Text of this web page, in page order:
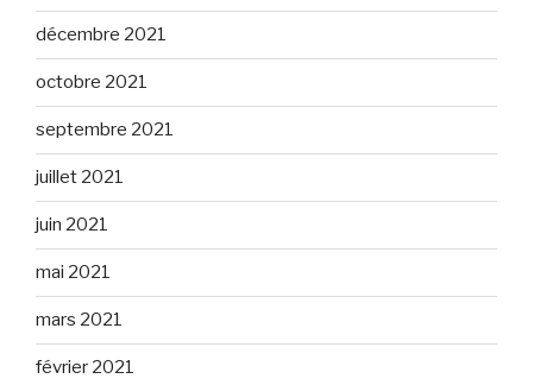
décembre 2021
octobre 2021
septembre 2021
juillet 2021
juin 2021
mai 2021
mars 2021
février 2021